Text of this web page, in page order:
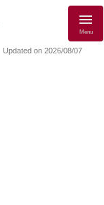
Menu
Updated on 2026/08/07